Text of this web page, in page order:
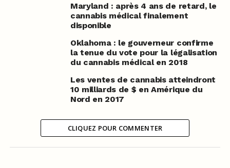
Maryland : après 4 ans de retard, le
cannabis médical finalement
disponible
Oklahoma : le gouverneur confirme
la tenue du vote pour la légalisation
du cannabis médical en 2018
Les ventes de cannabis atteindront
10 milliards de $ en Amérique du
Nord en 2017
CLIQUEZ POUR COMMENTER